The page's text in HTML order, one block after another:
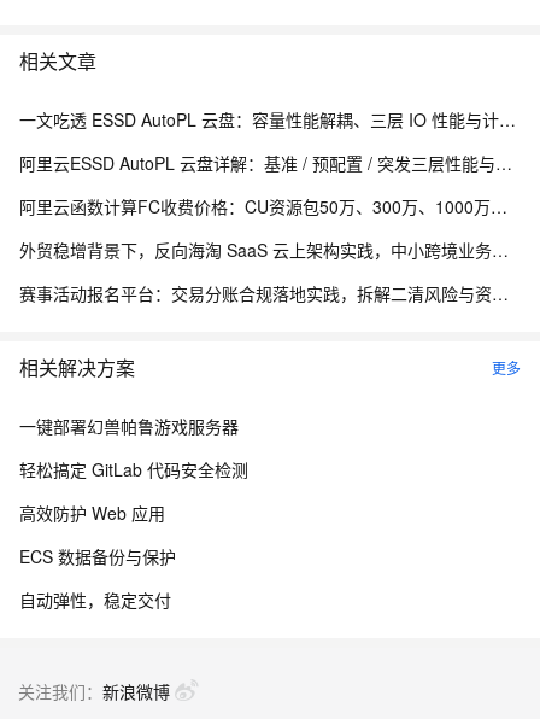
相关文章
一文吃透 ESSD AutoPL 云盘：容量性能解耦、三层 IO 性能与计费测算
阿里云ESSD AutoPL 云盘详解：基准 / 预配置 / 突发三层性能与费用封顶机制
阿里云函数计算FC收费价格：CU资源包50万、300万、1000万、2亿、20亿及4000万CU费用清单
外贸稳增背景下，反向海淘 SaaS 云上架构实践，中小跨境业务如何低成本扛住流量脉冲
赛事活动报名平台：交易分账合规落地实践，拆解二清风险与资金隔离要点
相关解决方案 更多
一键部署幻兽帕鲁游戏服务器
轻松搞定 GitLab 代码安全检测
高效防护 Web 应用
ECS 数据备份与保护
自动弹性，稳定交付
关注我们： 新浪微博